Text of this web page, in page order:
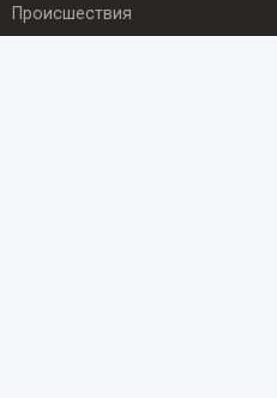
Происшествия